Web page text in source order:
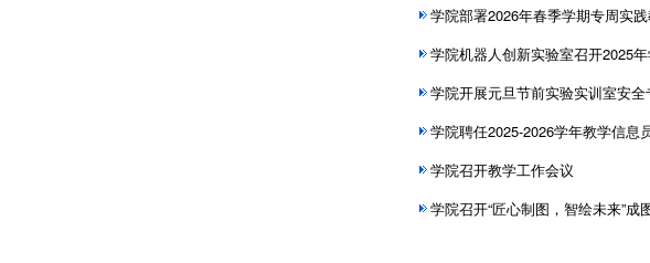
学院部署2026年春季学期专周实
学院机器人创新实验室召开2025
学院开展元旦节前实验实训室安
学院聘任2025-2026学年教学信息
学院召开教学工作会议
学院召开“匠心制图，智绘未来”成